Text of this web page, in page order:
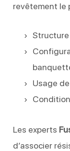
revêtement le
Usage
Les experts
d’associer